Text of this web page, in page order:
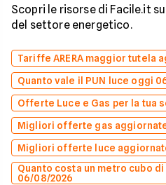
Scopri le risorse di Facile.it
del settore energetico.
Tariffe ARERA maggior tutela
Quanto vale il PUN luce oggi
Offerte Luce e Gas per la tua
Migliori offerte gas
Migliori offerte luce
Quanto costa un metro cubo
06/08/2026